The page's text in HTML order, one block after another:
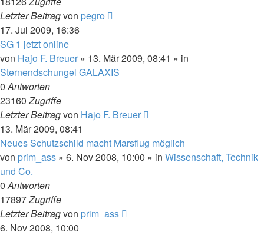
Letzter Beitragvon pegro
17. Jul 2009, 16:36
SG 1 jetzt online
von Hajo F. Breuer » 13. Mär 2009, 08:41 » in
Sternendschungel GALAXIS
0Antworten
23160Zugriffe
Letzter Beitragvon Hajo F. Breuer
13. Mär 2009, 08:41
Neues Schutzschild macht Marsflug möglich
von prim_ass » 6. Nov 2008, 10:00 » in Wissenschaft, Technik
und Co.
0Antworten
17897Zugriffe
Letzter Beitragvon prim_ass
6. Nov 2008, 10:00